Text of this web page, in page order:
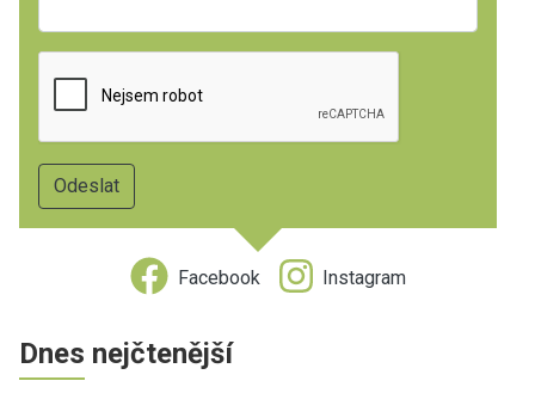
Facebook Instagram
Dnes nejčtenější